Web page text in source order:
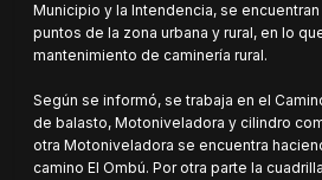
Municipio y la Intendencia, se
puntos de la zona urbana y rural, en lo
mantenimiento de caminería rural.
Según se informó, se trabaja en el
de balasto, Motoniveladora y cilindro
otra Motoniveladora se encuentra
camino El Ombú. Por otra parte la